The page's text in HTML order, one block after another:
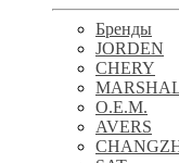
Бренды
JORDEN
CHERY
O.E.M.
AVERS